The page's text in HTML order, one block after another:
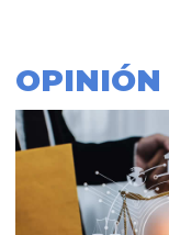
OPINIÓN